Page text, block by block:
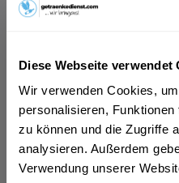
Diese Webseite verwendet
Wir verwenden Cookies,
personalisieren,
zu können und die Zugriffe
analysieren. Außerdem
Verwendung unserer
Residenz Quelle Naturell